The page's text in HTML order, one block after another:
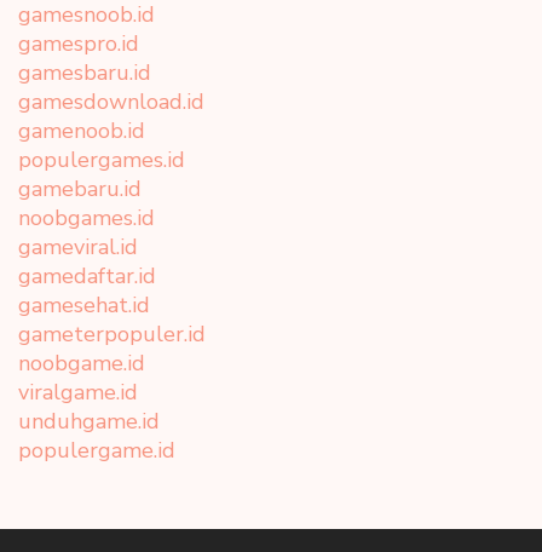
gamesnoob.id
gamespro.id
gamesbaru.id
gamesdownload.id
gamenoob.id
populergames.id
gamebaru.id
noobgames.id
gameviral.id
gamedaftar.id
gamesehat.id
gameterpopuler.id
noobgame.id
viralgame.id
unduhgame.id
populergame.id